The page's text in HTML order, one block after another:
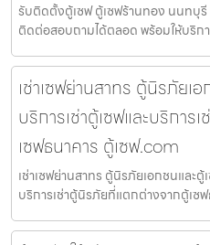
รับติดตั้งตู้เซฟ ตู้เซฟร้านทอง นนทบุ
ติดต่อสอบถามได้ตลอด พร้อมให้บริก
เช่าเซฟย่านสาทร ตู้นิรภัยเ
บริการเช่าตู้เซฟและบริกา
เซฟธนาคาร ตู้เซฟ.com
เช่าเซฟย่านสาทร ตู้นิรภัยเอกชนและตู้
บริการเช่าตู้นิรภัยที่แตกต่างจากตู้เซ